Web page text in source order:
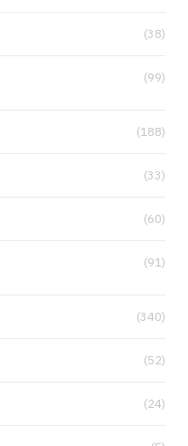
(38)
(99)
(188)
(33)
(60)
(91)
(340)
(52)
(24)